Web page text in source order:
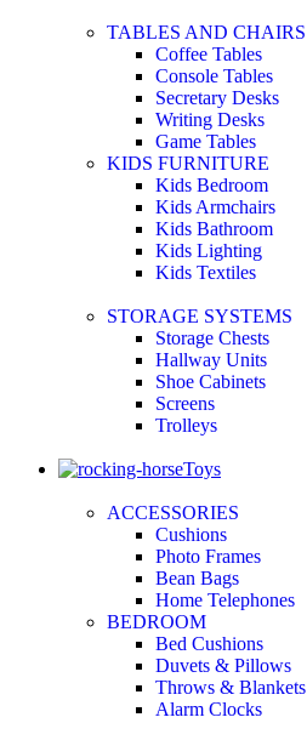
TABLES AND CHAIRS
Coffee Tables
Console Tables
Secretary Desks
Writing Desks
Game Tables
KIDS FURNITURE
Kids Bedroom
Kids Armchairs
Kids Bathroom
Kids Lighting
Kids Textiles
STORAGE SYSTEMS
Storage Chests
Hallway Units
Shoe Cabinets
Screens
Trolleys
Toys
ACCESSORIES
Cushions
Photo Frames
Bean Bags
Home Telephones
BEDROOM
Bed Cushions
Duvets & Pillows
Throws & Blankets
Alarm Clocks